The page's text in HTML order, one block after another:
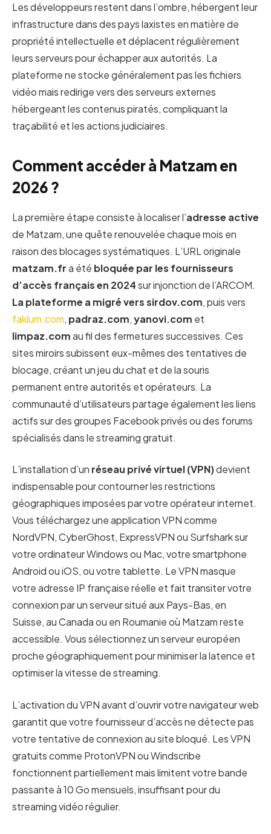
Les développeurs restent dans l’ombre, hébergent leur
infrastructure dans des pays laxistes en matière de
propriété intellectuelle et déplacent régulièrement
leurs serveurs pour échapper aux autorités. La
plateforme ne stocke généralement pas les fichiers
vidéo mais redirige vers des serveurs externes
hébergeant les contenus piratés, compliquant la
traçabilité et les actions judiciaires.
Comment accéder à Matzam en
2026 ?
La première étape consiste à localiser l’adresse active
de Matzam, une quête renouvelée chaque mois en
raison des blocages systématiques. L’URL originale
matzam.fra été bloquée par les fournisseurs
d’accès français en 2024sur injonction de l’ARCOM.
La plateforme a migré vers sirdov.com, puis vers
faklum.com, padraz.com,yanovi.com et
limpaz.comau fil des fermetures successives. Ces
sites miroirs subissent eux-mêmes des tentatives de
blocage, créant un jeu du chat et de la souris
permanent entre autorités et opérateurs. La
communauté d’utilisateurs partage également les liens
actifs sur des groupes Facebook privés ou des forums
spécialisés dans le streaming gratuit.
L’installation d’un réseau privé virtuel (VPN)devient
indispensable pour contourner les restrictions
géographiques imposées par votre opérateur internet.
Vous téléchargez une application VPN comme
NordVPN, CyberGhost, ExpressVPN ou Surfshark sur
votre ordinateur Windows ou Mac, votre smartphone
Android ou iOS, ou votre tablette. Le VPN masque
votre adresse IP française réelle et fait transiter votre
connexion par un serveur situé aux Pays-Bas, en
Suisse, au Canada ou en Roumanie où Matzam reste
accessible. Vous sélectionnez un serveur européen
proche géographiquement pour minimiser la latence et
optimiser la vitesse de streaming.
L’activation du VPN avant d’ouvrir votre navigateur web
garantit que votre fournisseur d’accès ne détecte pas
votre tentative de connexion au site bloqué. Les VPN
gratuits comme ProtonVPN ou Windscribe
fonctionnent partiellement mais limitent votre bande
passante à 10 Go mensuels, insuffisant pour du
streaming vidéo régulier.